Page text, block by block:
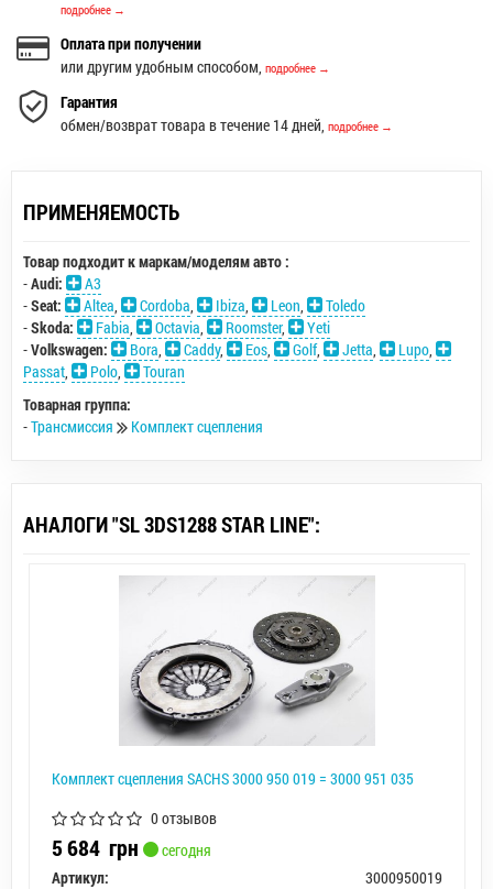
подробнее →
Оплата при получении
или другим удобным способом, подробнее →
Гарантия
обмен/возврат товара в течение 14 дней, подробнее →
ПРИМЕНЯЕМОСТЬ
Товар подходит к маркам/моделям авто :
-Audi:
A3
-Seat: Altea, Cordoba, Ibiza, Leon,
Toledo
-Skoda: Fabia, Octavia, Roomster,
Yeti
-Volkswagen: Bora, Caddy, Eos, Golf, Jetta, Lupo,
Passat, Polo,
Touran
Товарная группа:
-Трансмиссия Комплект сцепления
АНАЛОГИ "SL 3DS1288 STAR LINE":
Комплект сцепления SACHS 3000 950 019 = 3000 951 035
0 отзывов
5 684 грн
сегодня
Артикул:
3000950019